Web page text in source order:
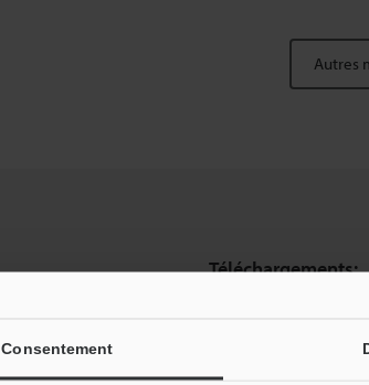
Consentement
Autres
Téléchargements: